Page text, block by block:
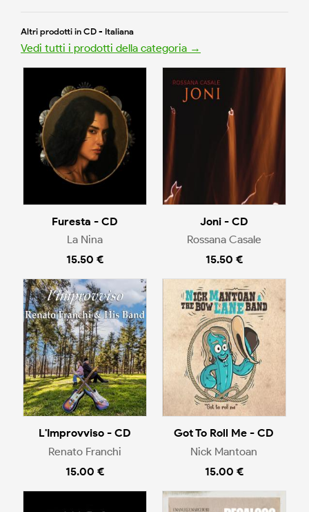
Altri prodotti in CD - Italiana
Vedi tutti i prodotti della categoria →
Furesta - CD
La Nina
15.50 €
Joni - CD
Rossana Casale
15.50 €
L'Improvviso - CD
Renato Franchi
15.00 €
Got To Roll Me - CD
Nick Mantoan
15.00 €